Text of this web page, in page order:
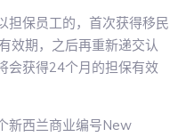
担保员工的，首次获得移民
效期，之后再重新递交认
会获得24个月的担保有效
新西兰商业编号New